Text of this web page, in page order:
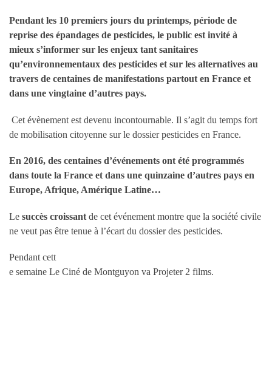
Pendant les 10 premiers jours du printemps, période de
reprise des épandages de pesticides, le public est invité à
mieux s’informer sur les enjeux tant sanitaires
qu’environnementaux des pesticides et sur les alternatives au
travers de centaines de manifestations partout en France et
dans une vingtaine d’autres pays.
Cet évènement est devenu incontournable. Il s’agit du temps fort
de mobilisation citoyenne sur le dossier pesticides en France.
En 2016, des centaines d’événements ont été programmés
dans toute la France et dans une quinzaine d’autres pays en
Europe, Afrique, Amérique Latine…
Le succès croissant de cet événement montre que la société civile
ne veut pas être tenue à l’écart du dossier des pesticides.
Pendant cett
e semaine Le Ciné de Montguyon va Projeter 2 films.